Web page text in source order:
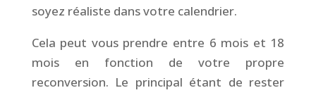
soyez réaliste dans votre calendrier.
Cela peut vous prendre entre 6 mois et 18
mois en fonction de votre propre
reconversion. Le principal étant de rester